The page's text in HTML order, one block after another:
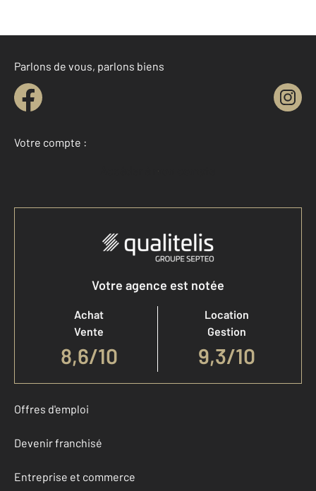
Parlons de vous, parlons biens
Votre compte :
Accéder à mon compte
Votre agence est notée
Achat
Vente
8,6/10
Location
Gestion
9,3/10
Offres d'emploi
Devenir franchisé
Entreprise et commerce